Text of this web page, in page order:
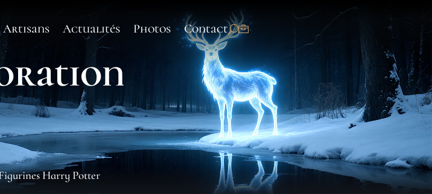
Artisans Actualités Photos Contact
Harry Potter